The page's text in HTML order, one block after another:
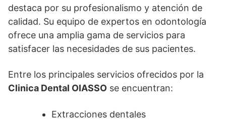
destaca por su profesionalismo y atención de
calidad. Su equipo de expertos en odontología
ofrece una amplia gama de servicios para
satisfacer las necesidades de sus pacientes.
Entre los principales servicios ofrecidos por la
Clinica Dental OIASSO se encuentran:
Extracciones dentales